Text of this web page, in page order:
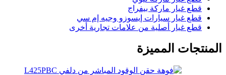
قطع غيار ماركة بيفراج
قطع غيار سيارات إيسوزو وجيه إم سي
قطع غيار أصلية من علامات تجارية أخرى
المنتجات المميزة